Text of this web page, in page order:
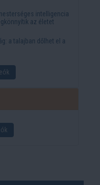
intelligencia
az életet
a talajban dőlhet el a